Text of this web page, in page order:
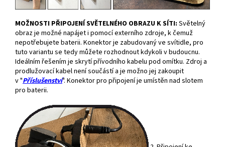
MOŽNOSTI PŘIPOJENÍ SVĚTELNÉHO OBRAZU K SÍTI: Světelný
obraz je možné napájet i pomocí externího zdroje, k čemuž
nepotřebujete baterii. Konektor je zabudovaný ve svítidle, pro
tuto variantu se tedy můžete rozhodnout kdykoli v budoucnu.
Ideálním řešením je skrytí přívodního kabelu pod omítku. Zdroj a
prodlužovací kabel není součástí a je možno jej zakoupit
v "Příslušenství". Konektor pro připojení je umístěn nad slotem
pro baterii.